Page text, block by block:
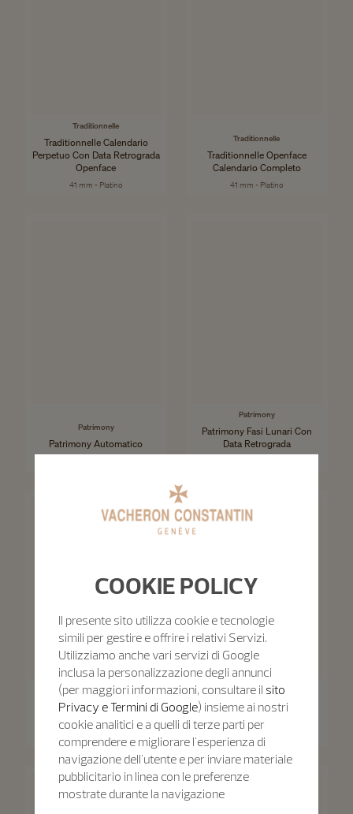
Traditionnelle
Traditionnelle Calendario
Perpetuo Con Data Retrograda
Openface
41 mm - Platino
Traditionnelle
Traditionnelle Openface
Calendario Completo
41 mm - Platino
Patrimony
Patrimony Automatico
Patrimony
Patrimony Fasi Lunari Con
Data Retrograda
Patrimony
Patrimony Fasi Lunari Con
Data Retrograda
42.5 mm - Oro rosa
Patrimony
Patrimony Automatico
40 mm - Oro rosa
COOKIE POLICY
Il presente sito utilizza cookie e tecnologie
simili per gestire e offrire i relativi Servizi.
Utilizziamo anche vari servizi di Google
inclusa la personalizzazione degli annunci
(per maggiori informazioni, consultare il sito
Privacy e Termini di Google) insieme ai nostri
cookie analitici e a quelli di terze parti per
comprendere e migliorare l'esperienza di
navigazione dell'utente e per inviare materiale
pubblicitario in linea con le preferenze
mostrate durante la navigazione